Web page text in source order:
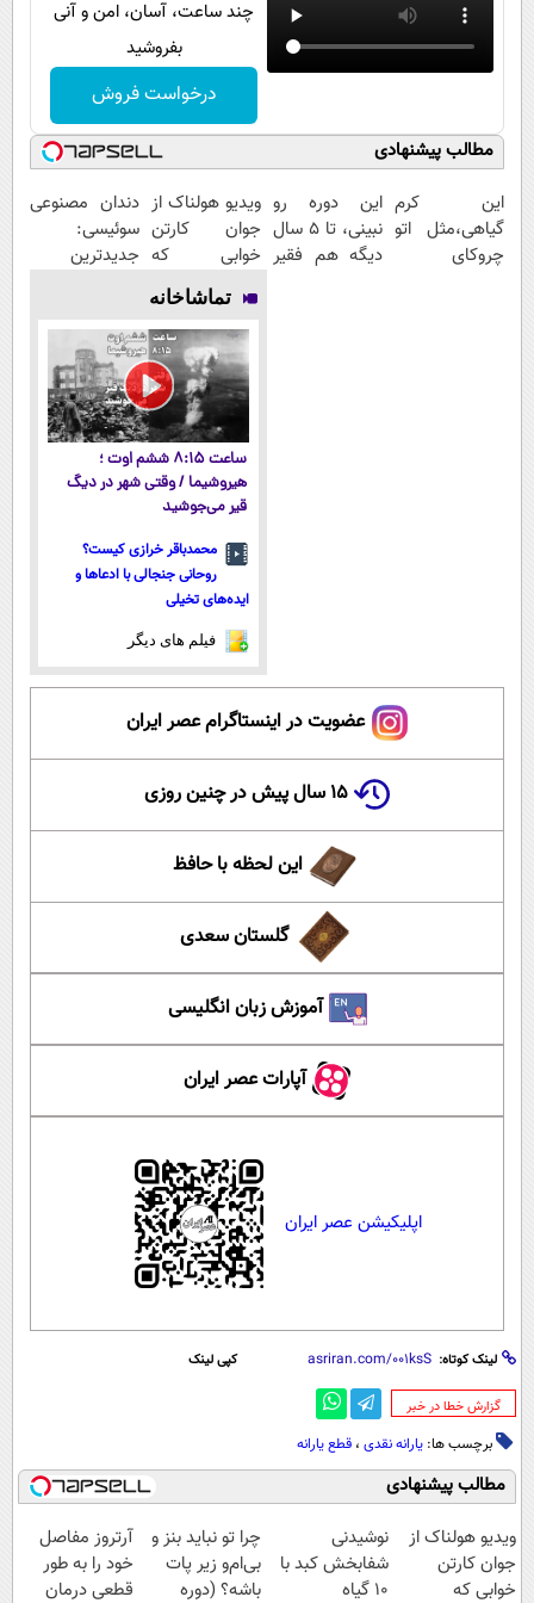
چند ساعت، آسان، امن و آنی
بفروشید
درخواست فروش
مطالب پیشنهادی
این کرم
گیاهی،مثل اتو
چروکای
این دوره رو
نبینی، تا 5 سال
دیگه هم فقیر
ویدیو هولناک از
جوان کارتن
خوابی که
میلیاردر شد.
آموزش رایگان
دندان مصنوعی
سوئیسی:
جدیدترین
پرداخت قسطی
تماشاخانه
ساعت ۸:۱۵ ششم اوت ؛
هیروشیما / وقتی شهر در دیگ
قیر می‌جوشید
محمدباقر خرازی کیست؟
روحانی جنجالی با ادعاها و
ایده‌های تخیلی
فیلم های دیگر
عضویت در اینستاگرام عصر ایران
۱۵ سال پیش در چنین روزی
این لحظه با حافظ
گلستان سعدی
آموزش زبان انگلیسی
آپارات عصر ایران
اپلیکیشن عصر ایران
لینک کوتاه: کپی لینک
‌گزارش خطا در خبر
برچسب ها: یارانه نقدی ، قطع یارانه
مطالب پیشنهادی
ویدیو هولناک از
جوان کارتن
خوابی که
نوشیدنی
شفابخش کبد با
10 گیاه
چرا تو نباید بنز و
بی‌ام‌و زیر پات
باشه؟ (دوره
آرتروز مفاصل
خود را به طور
قطعی درمان